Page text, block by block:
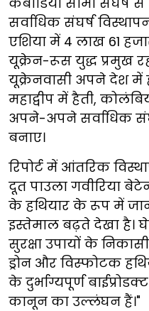
सर्वाधिक संघर्ष
एशिया में 4 लाख 61
यूक्रेन-रूस युद्ध प्रमुख
यूक्रेनवासी अपने देश में
महाद्वीप में हैती,
अपने-अपने सर्वाधिक
बनाए।
रिपोर्ट में आंतरिक
दूत पाउला गवीरिया
के हथियार के रूप में
इस्तेमाल बढ़ते देखा है।
सुरक्षा उपायों के
ड्रोन और विस्फोटक
के दुर्भाग्यपूर्ण
कानून का उल्लंघन हैं।"